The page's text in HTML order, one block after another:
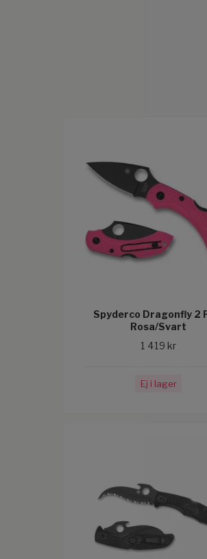
Spyderco Dragonfly 2
Rosa/Svart
1 419 kr
Ej i lager